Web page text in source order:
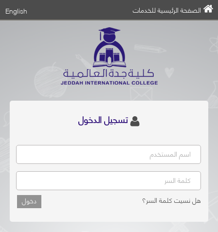
الصفحة الرئيسية للخدمات English
تسجيل الدخول
اسم المستخدم
كلمة السر
هل نسيت كلمة السر؟
دخول